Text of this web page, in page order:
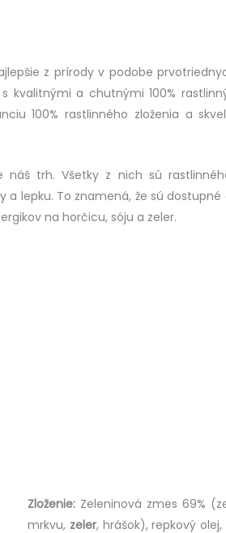
z prírody v podobe
kvalitnými a chutnými 100%
100% rastlinného zloženia a
náš trh. Všetky z nich sú
a lepku. To znamená, že sú
na horčicu, sóju a zeler.
Zloženie: Zeleninová zmes 69%
mrkvu, zeler, hrášok), repkový